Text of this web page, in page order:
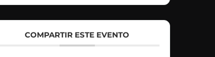
COMPARTIR ESTE EVENTO